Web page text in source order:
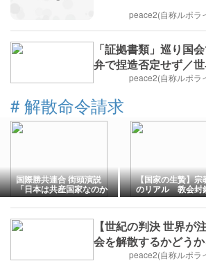
peace2(自称ルポラ
「証拠書類」巡り国
弁で捏造否定せず／
3面①②peace2(自称ルポラ
# 解散命令請求
国際勝共連合 街頭演説
「日本は共産国家なのか
～東京高裁決定を批判す
る」2026年 3月7日 竹ノ
塚駅
【国家の生贄】宗
のリアル 教会封
【世紀の判決 世界が
会を解散するかどう
peace2(自称ルポラ